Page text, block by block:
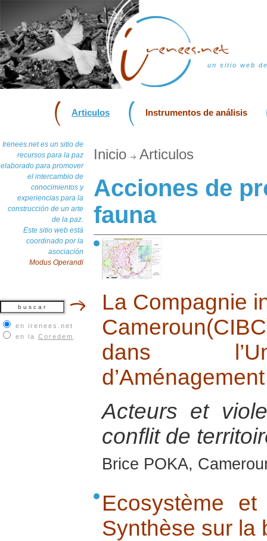
un sitio web
Articulos Instrumentos de análisis
Irenees.net es un sitio de
recursos para la paz
elaborado para promover
el intercambio de
conocimientos y
experiencias para la
construcción de un arte
de la paz.
Este sitio web está
coordinado por la
asociación
Modus Operandi
en irenees.net
en la Coredem
Inicio Articulos
Acciones de
fauna
La Compagnie
dans
Acteurs et
conflit de
Brice POKA,
Ecosystème
Synthèse sur la